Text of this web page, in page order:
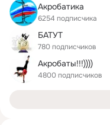
Акробатика
6254 подписчика
БАТУТ
780 подписчиков
Акробаты!!!))))
4800 подписчиков